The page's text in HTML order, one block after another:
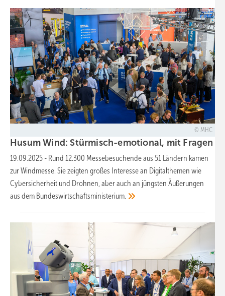
MHC
Husum Wind: Stürmisch-emotional, mit Fragen
19.09.2025 - Rund 12.300 Messebesuchende aus 51 Ländern kamen
zur Windmesse. Sie zeigten großes Interesse an Digitalthemen wie
Cybersicherheit und Drohnen, aber auch an jüngsten Äußerungen
aus dem Bundeswirtschaftsministerium.